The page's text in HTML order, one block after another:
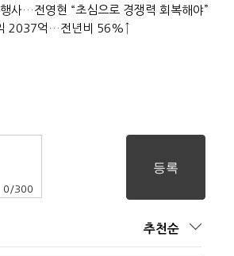
사…전영현 “초심으로 경쟁력 회복해야”
2037억…전년비 56%↑
0 /300
추천순